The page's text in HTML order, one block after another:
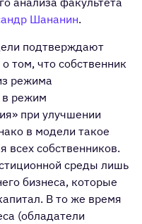
Шананин.
подтверждают
том, что собственник
режима
в режим
при улучшении
в модели такое
всех собственников.
среды лишь
бизнеса, которые
В то же время
(обладатели